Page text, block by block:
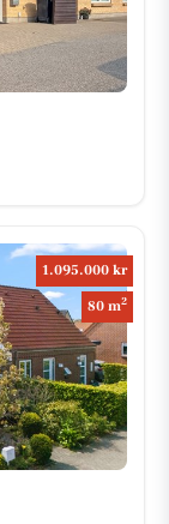
1.095.000 kr
80 m2